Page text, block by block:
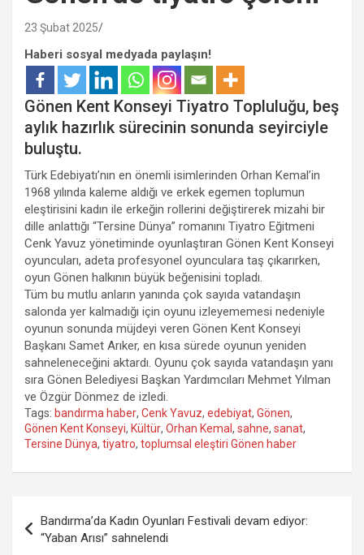
23 Şubat 2025
Haberi sosyal medyada paylaşın!
Gönen Kent Konseyi Tiyatro Topluluğu, beş
aylık hazırlık sürecinin sonunda seyirciyle
buluştu.
Türk Edebiyatı’nın en önemli isimlerinden Orhan Kemal’in
1968 yılında kaleme aldığı ve erkek egemen toplumun
eleştirisini kadın ile erkeğin rollerini değiştirerek mizahi bir
dille anlattığı “Tersine Dünya” romanını Tiyatro Eğitmeni
Cenk Yavuz yönetiminde oyunlaştıran Gönen Kent Konseyi
oyuncuları, adeta profesyonel oyunculara taş çıkarırken,
oyun Gönen halkının büyük beğenisini topladı.
Tüm bu mutlu anların yanında çok sayıda vatandaşın
salonda yer kalmadığı için oyunu izleyememesi nedeniyle
oyunun sonunda müjdeyi veren Gönen Kent Konseyi
Başkanı Samet Arıker, en kısa sürede oyunun yeniden
sahneleneceğini aktardı. Oyunu çok sayıda vatandaşın yanı
sıra Gönen Belediyesi Başkan Yardımcıları Mehmet Yılman
ve Özgür Dönmez de izledi.
Tags: bandırma haber, Cenk Yavuz, edebiyat, Gönen,
Gönen Kent Konseyi, Kültür, Orhan Kemal , sahne, sanat,
Tersine Dünya, tiyatro, toplumsal eleştiri Gönen haber
gezinmesi
Bandırma’da Kadın Oyunları Festivali devam ediyor:
“Yaban Arısı” sahnelendi